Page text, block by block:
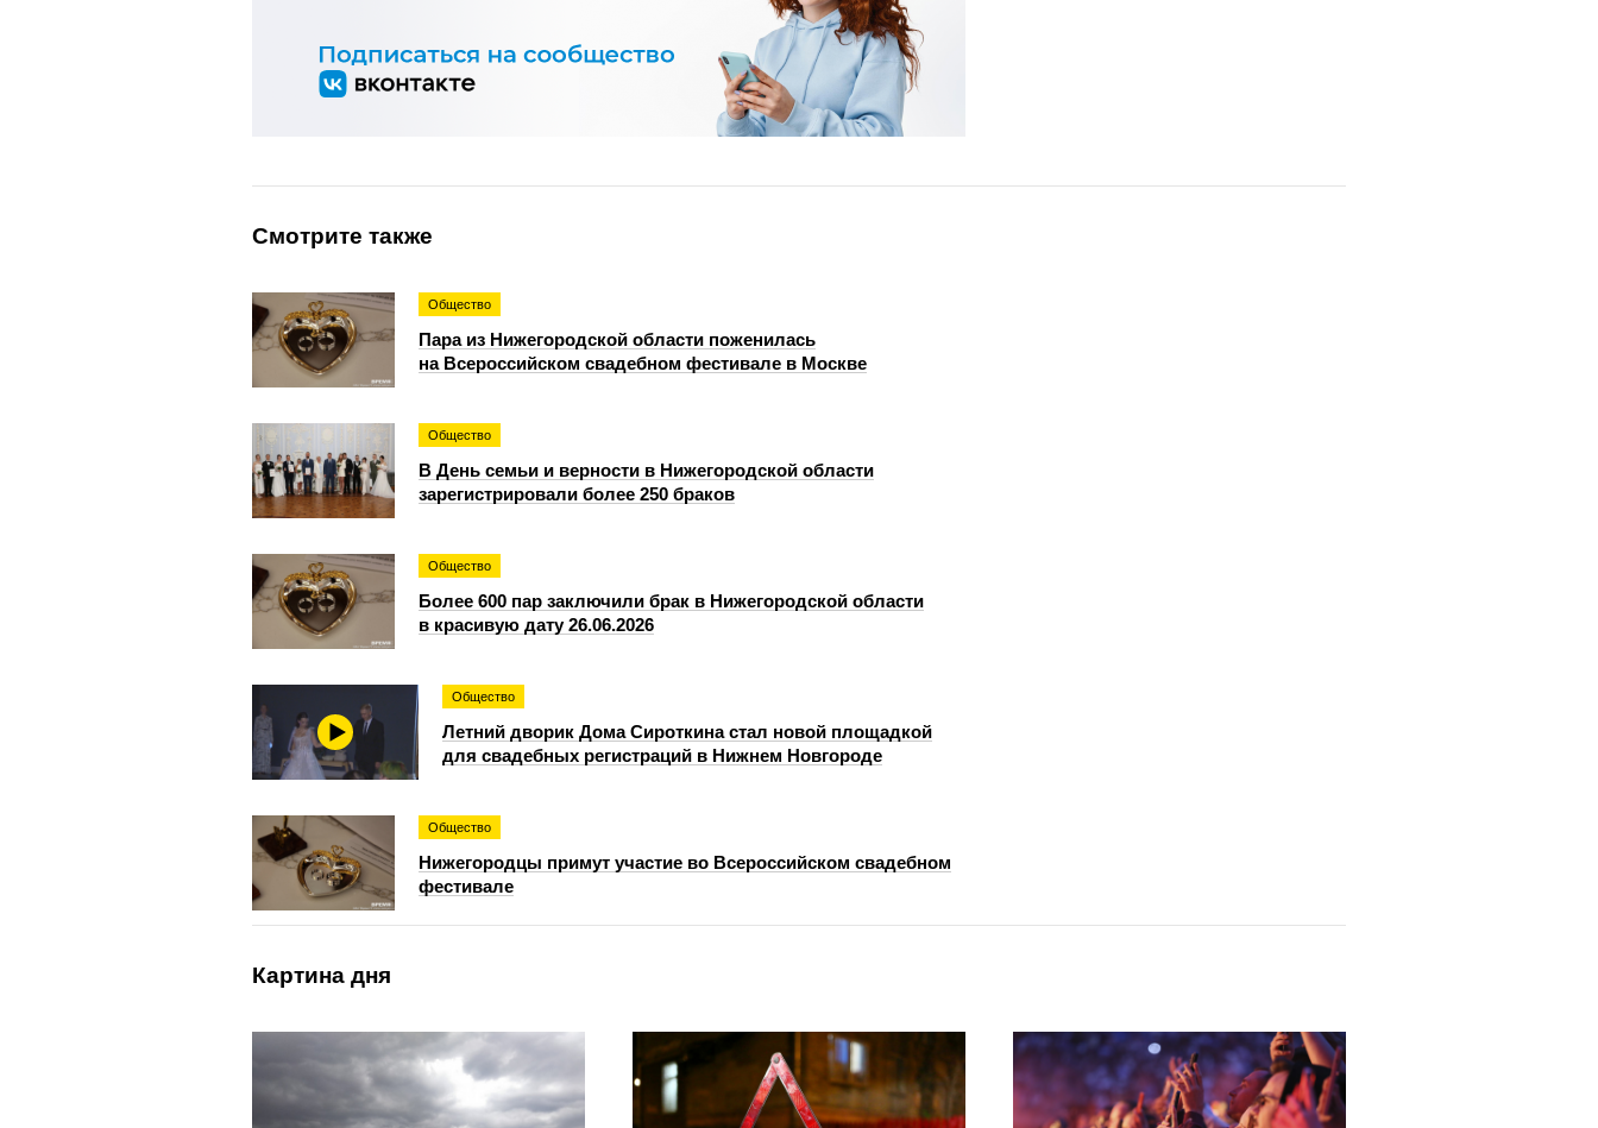
Смотрите также
Общество
Пара из Нижегородской области поженилась
на Всероссийском свадебном фестивале в Москве
Общество
В День семьи и верности в Нижегородской области
зарегистрировали более 250 браков
Общество
Более 600 пар заключили брак в Нижегородской области
в красивую дату 26.06.2026
Общество
Летний дворик Дома Сироткина стал новой площадкой
для свадебных регистраций в Нижнем Новгороде
Общество
Нижегородцы примут участие во Всероссийском свадебном
фестивале
Картина дня